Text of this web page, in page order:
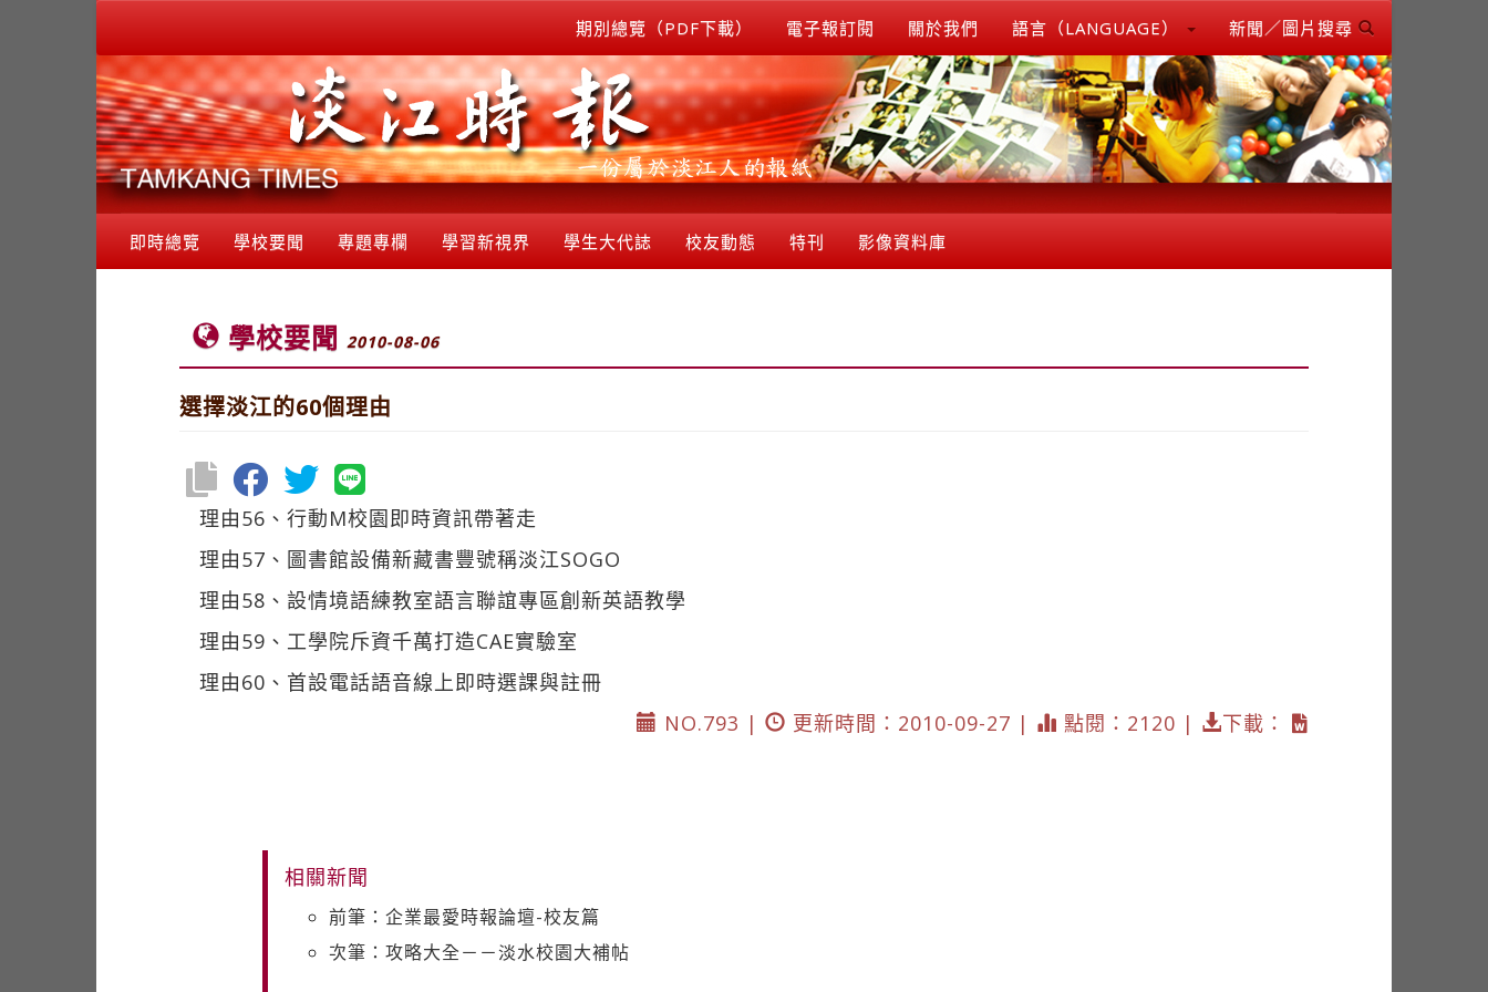
期別總覽（PDF下載） 電子報訂閱 關於我們 語言（LANGUAGE） 新聞／圖片搜尋
即時總覽 學校要聞 專題專欄 學習新視界 學生大代誌 校友動態 特刊 影像資料庫
學校要聞 2010-08-06
選擇淡江的60個理由
理由56、行動M校園即時資訊帶著走
理由57、圖書館設備新藏書豐號稱淡江SOGO
理由58、設情境語練教室語言聯誼專區創新英語教學
理由59、工學院斥資千萬打造CAE實驗室
理由60、首設電話語音線上即時選課與註冊
NO.793 |
更新時間：2010-09-27 | 點閱：2120 | 下載：
相關新聞
前筆：企業最愛時報論壇-校友篇
次筆：攻略大全－－淡水校園大補帖